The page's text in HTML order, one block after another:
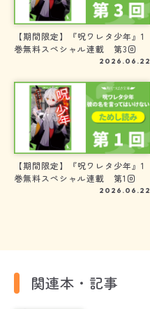
【期間限定】『呪ワレタ少年』1
巻無料スペシャル連載 第3回
2026.06.22
【期間限定】『呪ワレタ少年』1
巻無料スペシャル連載 第1回
2026.06.22
関連本・記事